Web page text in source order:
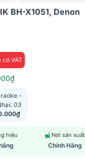
BH-X1051, Denon
có VAT
-
03
hiệu Nơi sản xuất
Chính Hãng